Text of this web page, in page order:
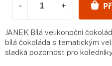
JANEK Bílá velikonoční
bílá čokoláda s tematickým
sladká pozornost pro